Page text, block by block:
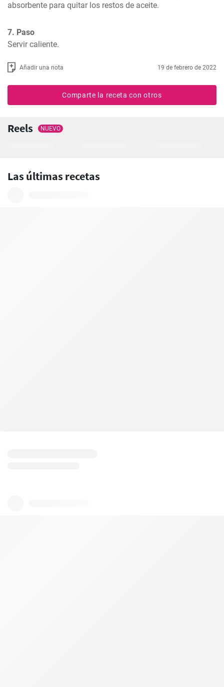
absorbente para quitar los restos de aceite.
7. Paso
Servir caliente.
Añadir una nota 19 de febrero de 2022
Comparte la receta con otros
Reels NUEVO
Las últimas recetas